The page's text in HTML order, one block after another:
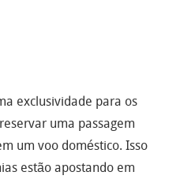
exclusividade para os
uma passagem
um voo doméstico. Isso
estão apostando em